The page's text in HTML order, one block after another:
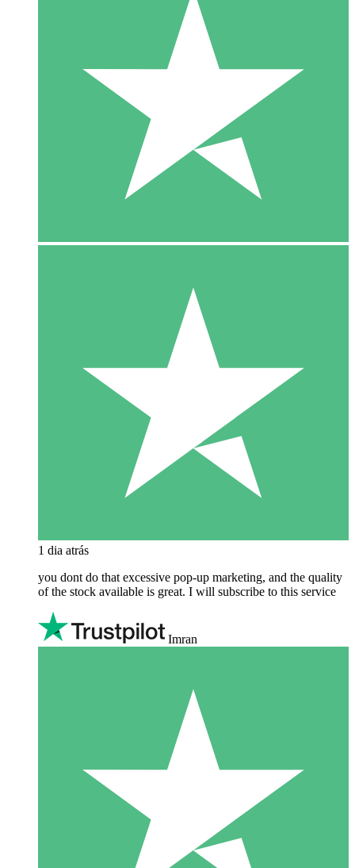
1 dia atrás
you dont do that excessive pop-up marketing, and the quality
of the stock available is great. I will subscribe to this service
Imran